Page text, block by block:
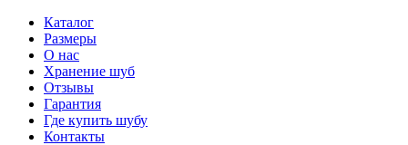
Каталог
Размеры
О нас
Хранение шуб
Отзывы
Гарантия
Где купить шубу
Контакты